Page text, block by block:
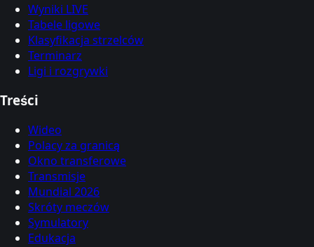
Wyniki LIVE
Tabele ligowe
Klasyfikacja strzelców
Terminarz
Ligi i rozgrywki
Treści
Wideo
Polacy za granicą
Okno transferowe
Transmisje
Mundial 2026
Skróty meczów
Symulatory
Edukacja